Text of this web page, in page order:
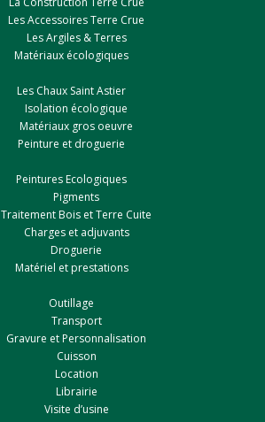
Les Accessoires Terre Crue
Les Argiles & Terres
Matériaux écologiques
Les Chaux Saint Astier
Isolation écologique
Matériaux gros oeuvre
Peinture et droguerie
Peintures Ecologiques
Pigments
Traitement Bois et Terre Cuite
Charges et adjuvants
Droguerie
Matériel et prestations
Outillage
Transport
Gravure et Personnalisation
Cuisson
Location
Librairie
Visite d’usine